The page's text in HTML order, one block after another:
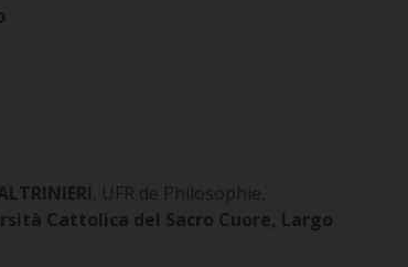
, UFR de Philosophie,
Cattolica del Sacro Cuore, Largo